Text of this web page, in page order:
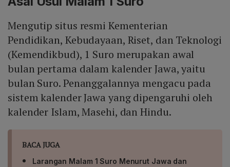
Mengutip situs resmi Kementerian
Pendidikan, Kebudayaan, Riset, dan Teknologi
(Kemendikbud), 1 Suro merupakan awal
bulan pertama dalam kalender Jawa, yaitu
bulan Suro. Penanggalannya mengacu pada
sistem kalender Jawa yang dipengaruhi oleh
kalender Islam, Masehi, dan Hindu.
BACA JUGA
Larangan Malam 1 Suro Menurut Jawa dan